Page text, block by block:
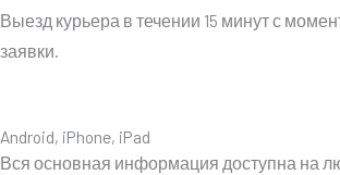
Выезд курьера в течении 15 минут с
заявки.
Android, iPhone, iPad
Вся основная информация доступна на